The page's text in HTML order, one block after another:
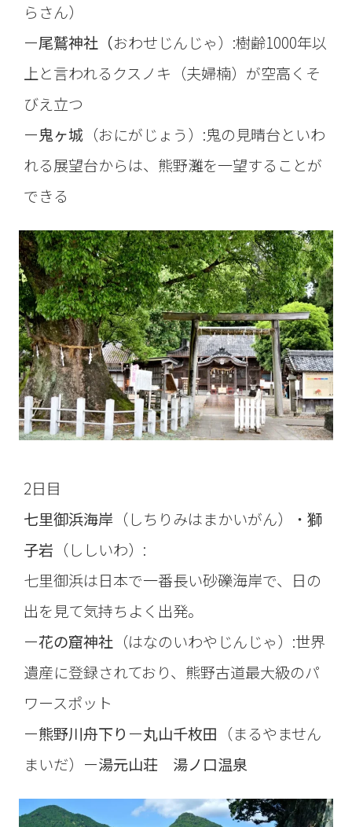
らさん）
ー尾鷲神社（おわせじんじゃ）:樹齢1000年以
上と言われるクスノキ（夫婦楠）が空高くそ
びえ立つ
ー鬼ヶ城 （おにがじょう）:鬼の見晴台といわ
れる展望台からは、熊野灘を一望することが
できる
2日目
七里御浜海岸（しちりみはまかいがん）・ 獅
子岩 （ししいわ）:
七里御浜は日本で一番長い砂礫海岸で、日の
出を見て気持ちよく出発。
ー花の窟神社（はなのいわやじんじゃ）:世界
遺産に登録されており、熊野古道最大級のパ
ワースポット
ー熊野川舟下り ー丸山千枚田 （まるやません
まいだ）ー湯元山荘 湯ノ口温泉